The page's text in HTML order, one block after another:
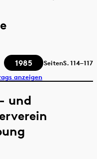
1985 SeitenS.114–117
anzeigen
und